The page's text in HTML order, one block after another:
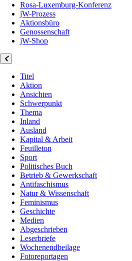
Rosa-Luxemburg-Konferenz
jW-Prozess
Aktionsbüro
Genossenschaft
jW-Shop
Titel
Aktion
Ansichten
Schwerpunkt
Thema
Inland
Ausland
Kapital & Arbeit
Feuilleton
Sport
Politisches Buch
Betrieb & Gewerkschaft
Antifaschismus
Natur & Wissenschaft
Feminismus
Geschichte
Medien
Abgeschrieben
Leserbriefe
Wochenendbeilage
Fotoreportagen